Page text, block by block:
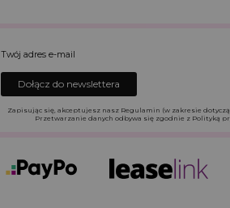
Twój adres e-mail
Dołącz do newslettera
Zapisując się, akceptujesz nasz Regulamin (w zakresie
Przetwarzanie danych odbywa się zgodnie z Polityką